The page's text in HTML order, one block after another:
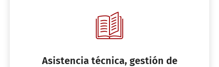
Asistencia técnica, gestión de